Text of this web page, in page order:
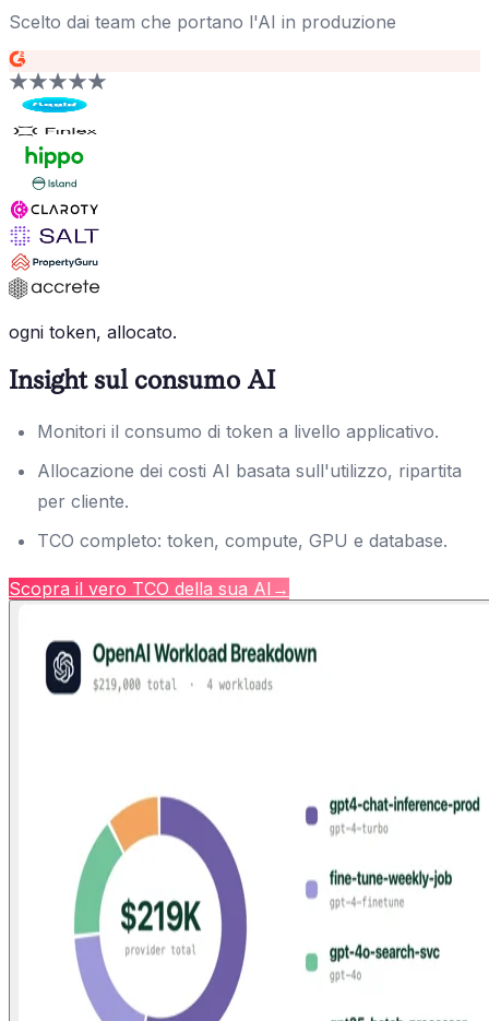
Scelto dai team che portano l'AI in produzione
ogni token, allocato.
Insight sul consumo AI
Monitori il consumo di token a livello applicativo.
Allocazione dei costi AI basata sull'utilizzo, ripartita
per cliente.
TCO completo: token, compute, GPU e database.
Scopra il vero TCO della sua AI →